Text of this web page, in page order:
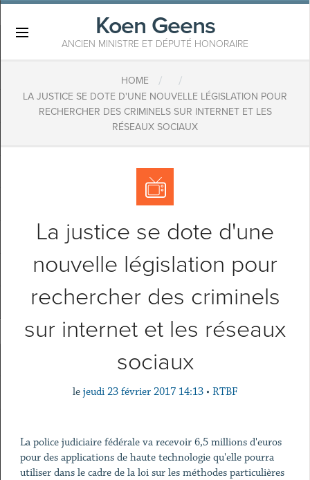
Koen Geens
ANCIEN MINISTRE ET DÉPUTÉ HONORAIRE
HOME / /
LA JUSTICE SE DOTE D'UNE NOUVELLE LÉGISLATION POUR
RECHERCHER DES CRIMINELS SUR INTERNET ET LES
RÉSEAUX SOCIAUX
La justice se dote d'une
nouvelle législation pour
rechercher des criminels
sur internet et les réseaux
sociaux
le jeudi 23 février 2017 14:13 • RTBF
La police judiciaire fédérale va recevoir 6,5 millions d'euros
pour des applications de haute technologie qu'elle pourra
utiliser dans le cadre de la loi sur les méthodes particulières